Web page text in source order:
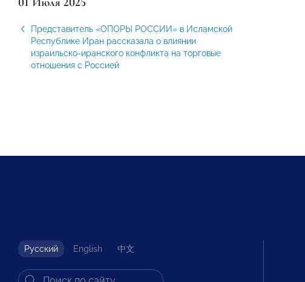
Представитель «ОПОРЫ РОССИИ» в Исламской
Республике Иран рассказала о влиянии
израильско-иранского конфликта на торговые
отношения с Россией
Русский English 中文